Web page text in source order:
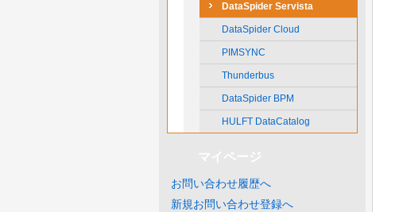
DataSpider Servista
DataSpider Cloud
PIMSYNC
Thunderbus
DataSpider BPM
HULFT DataCatalog
お問い合わせ履歴へ
新規お問い合わせ登録へ